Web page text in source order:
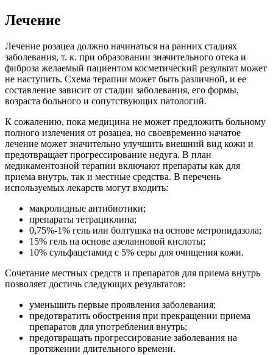
Лечение
Лечение розацеа должно начинаться на ранних стадиях
заболевания, т. к. при образовании значительного отека и
фиброза желаемый пациентом косметический результат может
не наступить. Схема терапии может быть различной, и ее
составление зависит от стадии заболевания, его формы,
возраста больного и сопутствующих патологий.
К сожалению, пока медицина не может предложить больному
полного излечения от розацеа, но своевременно начатое
лечение может значительно улучшить внешний вид кожи и
предотвращает прогрессирование недуга. В план
медикаментозной терапии включают препараты как для
приема внутрь, так и местные средства. В перечень
используемых лекарств могут входить:
макролидные антибиотики;
препараты тетрациклина;
0,75%-1% гель или болтушка на основе метронидазола;
15% гель на основе азелаиновой кислоты;
10% сульфацетамид с 5% серы для очищения кожи.
Сочетание местных средств и препаратов для приема внутрь
позволяет достичь следующих результатов:
уменьшить первые проявления заболевания;
предотвратить обострения при прекращении приема
препаратов для употребления внутрь;
предотвращать прогрессирование заболевания на
протяжении длительного времени.